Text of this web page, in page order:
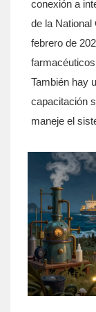
conexión a
de la
febrero de
También hay
capacitación
maneje el